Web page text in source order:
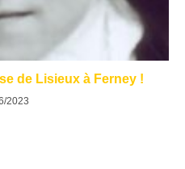
de Lisieux à Ferney !
2023